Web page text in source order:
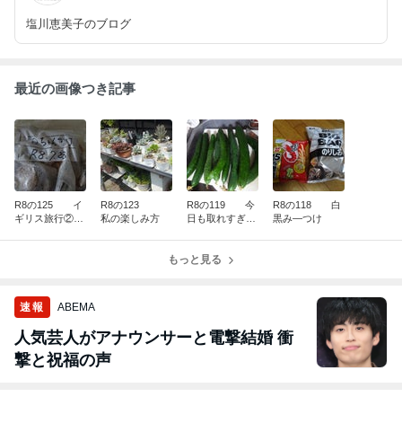
塩川恵美子のブログ
最近の画像つき記事
R8の125 イ
ギリス旅行②は
R8の123
私の楽しみ方
R8の119 今
日も取れすぎだ
R8の118 白
黒み―つけ
もっと見る
速報 ABEMA
人気芸人がアナウンサーと電撃結婚 衝
撃と祝福の声